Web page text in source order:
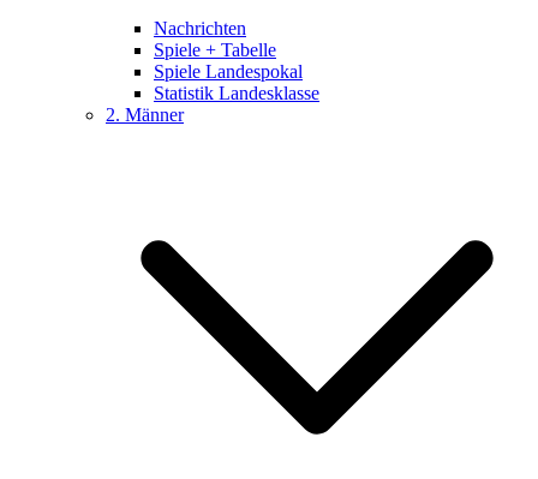
Nachrichten
Spiele + Tabelle
Spiele Landespokal
Statistik Landesklasse
2. Männer